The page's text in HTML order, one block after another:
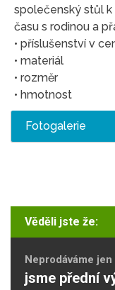
společenský stůl k
času s rodinou a
• příslušenství v
• materiál
• rozměr
• hmotnost
Fotogalerie
Věděli jste že:
Neprodáváme
jsme přední